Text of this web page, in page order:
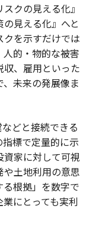
クの見える化』
見える化』へと
を示すだけでは
的・物的な被害
、雇用といった
未来の発展像ま
どと接続できる
標で定量的に示
家に対して可視
土地利用の意思
根拠」を数字で
にとっても実利